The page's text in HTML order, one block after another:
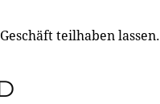
teilhaben lassen.